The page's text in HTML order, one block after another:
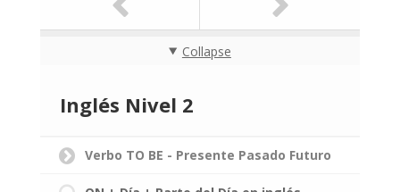
Collapse
Inglés Nivel 2
Verbo TO BE - Presente Pasado Futuro